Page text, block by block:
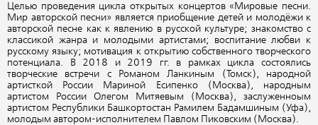
Целью проведения цикла открытых концертов «Мировые песни.
Мир авторской песни» является приобщение детей и молодёжи к
авторской песне как к явлению в русской культуре; знакомство с
классикой жанра и молодыми артистами; воспитание любви к
русскому языку; мотивация к открытию собственного творческого
потенциала. В 2018 и 2019 гг. в рамках цикла состоялись
творческие встречи с Романом Ланкиным (Томск), народной
артисткой России Мариной Есипенко (Москва), народным
артистом России Олегом Митяевым (Москва), заслуженноым
артистом Республики Башкортостан Рамилем Бадамшиным (Уфа),
молодым автором-исполнителем Павлом Пиковским (Москва).